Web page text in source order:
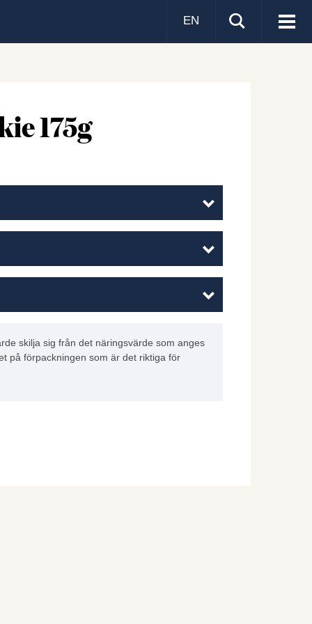
Visa
EN
175g
skilja sig från det näringsvärde som anges
på förpackningen som är det riktiga för